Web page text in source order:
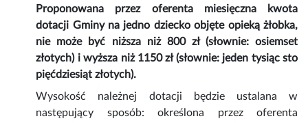
Proponowana przez oferenta miesięczna kwota
dotacji Gminy na jedno dziecko objęte opieką żłobka,
nie może być niższa niż 800 zł (słownie: osiemset
złotych) i wyższa niż 1150 zł (słownie: jeden tysiąc sto
pięćdziesiąt złotych).
Wysokość należnej dotacji będzie ustalana w
następujący sposób: określona przez oferenta